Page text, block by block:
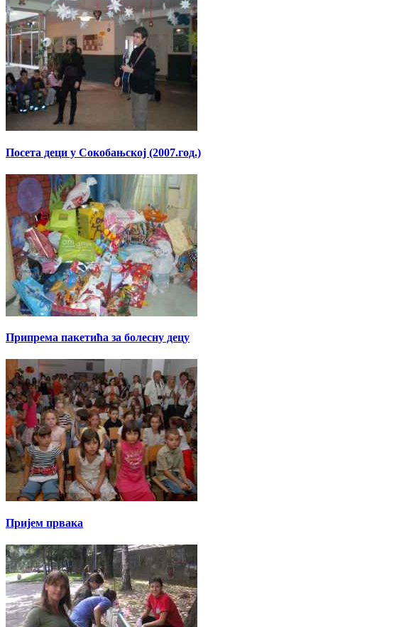
Посета деци у Сокобањској (2007.год.)
Припрема пакетића за болесну децу
Пријем првака